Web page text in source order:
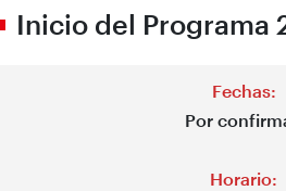
Inicio del Programa
Fechas:
Por
Horario: